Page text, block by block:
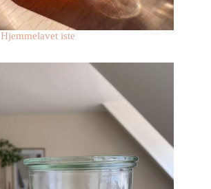
Hjemmelavet iste